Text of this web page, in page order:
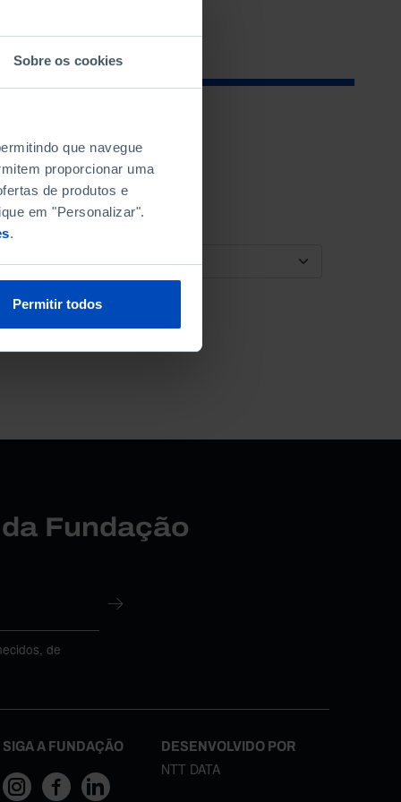
Sobre os cookies
que navegue
proporcionar uma
de produtos e
em "Personalizar".
.
Permitir todos
ORDENAR POR
Fundação
de
SIGA A FUNDAÇÃO DESENVOLVIDO POR
NTT DATA